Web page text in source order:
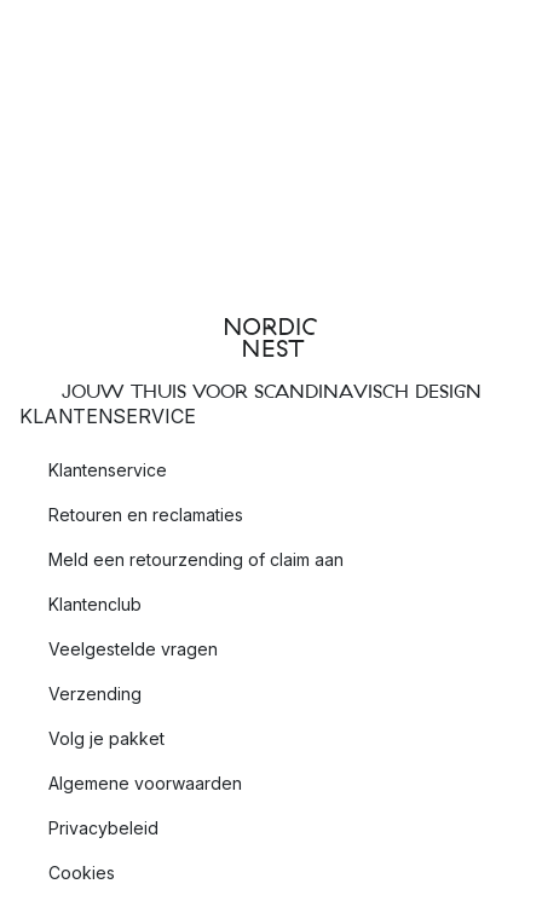
JOUW THUIS VOOR SCANDINAVISCH DESIGN
KLANTENSERVICE
Klantenservice
Retouren en reclamaties
Meld een retourzending of claim aan
Klantenclub
Veelgestelde vragen
Verzending
Volg je pakket
Algemene voorwaarden
Privacybeleid
Cookies